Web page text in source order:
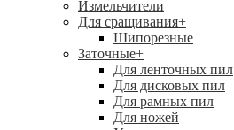
Измельчители
Для сращивания+
Шипорезные
Заточные+
Для ленточных пил
Для дисковых пил
Для рамных пил
Для ножей